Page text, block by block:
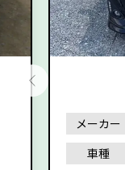
メーカー
車種